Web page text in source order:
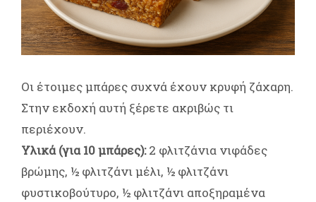
Οι έτοιμες μπάρες συχνά έχουν κρυφή ζάχαρη.
Στην εκδοχή αυτή ξέρετε ακριβώς τι
περιέχουν.
Υλικά (για 10 μπάρες):2 φλιτζάνια νιφάδες
βρώμης, ½ φλιτζάνι μέλι, ½ φλιτζάνι
φυστικοβούτυρο, ½ φλιτζάνι αποξηραμένα